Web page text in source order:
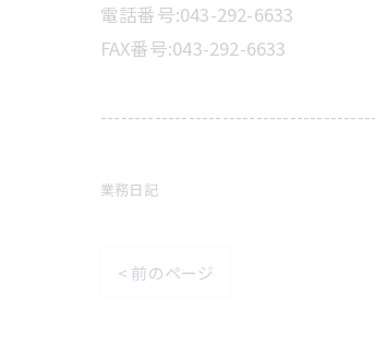
電話番号:043-292-6633
FAX番号:043-292-6633
業務日記
< 前のページ